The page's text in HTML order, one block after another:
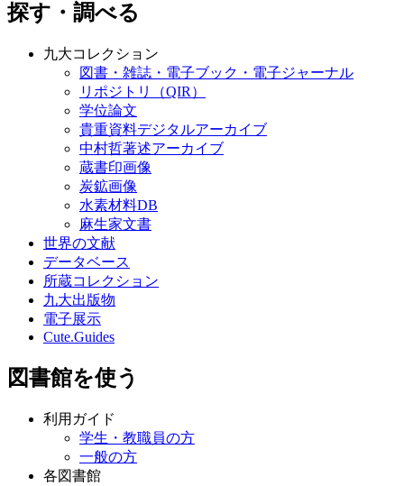
探す・調べる
九大コレクション
図書・雑誌・電子ブック・電子ジャーナル
リポジトリ（QIR）
学位論文
貴重資料デジタルアーカイブ
中村哲著述アーカイブ
蔵書印画像
炭鉱画像
水素材料DB
麻生家文書
世界の文献
データベース
所蔵コレクション
九大出版物
電子展示
Cute.Guides
図書館を使う
利用ガイド
学生・教職員の方
一般の方
各図書館